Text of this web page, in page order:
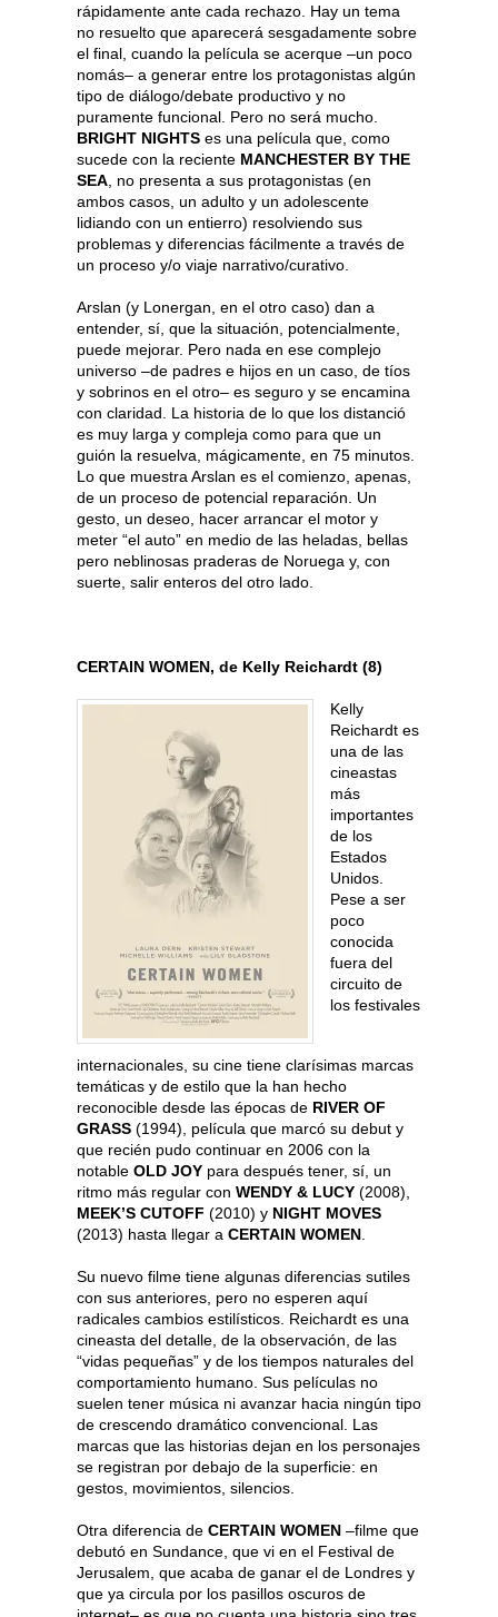
rápidamente ante cada rechazo. Hay un tema
no resuelto que aparecerá sesgadamente sobre
el final, cuando la película se acerque –un poco
nomás– a generar entre los protagonistas algún
tipo de diálogo/debate productivo y no
puramente funcional. Pero no será mucho.
BRIGHT NIGHTS es una película que, como
sucede con la reciente MANCHESTER BY THE
SEA , no presenta a sus protagonistas (en
ambos casos, un adulto y un adolescente
lidiando con un entierro) resolviendo sus
problemas y diferencias fácilmente a través de
un proceso y/o viaje narrativo/curativo.
Arslan (y Lonergan, en el otro caso) dan a
entender, sí, que la situación, potencialmente,
puede mejorar. Pero nada en ese complejo
universo –de padres e hijos en un caso, de tíos
y sobrinos en el otro– es seguro y se encamina
con claridad. La historia de lo que los distanció
es muy larga y compleja como para que un
guión la resuelva, mágicamente, en 75 minutos.
Lo que muestra Arslan es el comienzo, apenas,
de un proceso de potencial reparación. Un
gesto, un deseo, hacer arrancar el motor y
meter “el auto” en medio de las heladas, bellas
pero neblinosas praderas de Noruega y, con
suerte, salir enteros del otro lado.
CERTAIN WOMEN, de Kelly Reichardt (8)
Kelly
Reichardt es
una de las
cineastas
más
importantes
de los
Estados
Unidos.
Pese a ser
poco
conocida
fuera del
circuito de
los festivales
internacionales, su cine tiene clarísimas marcas
temáticas y de estilo que la han hecho
reconocible desde las épocas de RIVER OF
GRASS (1994), película que marcó su debut y
que recién pudo continuar en 2006 con la
notable OLD JOY para después tener, sí, un
ritmo más regular con WENDY & LUCY (2008),
MEEK’S CUTOFF (2010) y NIGHT MOVES
(2013) hasta llegar a CERTAIN WOMEN
Su nuevo filme tiene algunas diferencias sutiles
con sus anteriores, pero no esperen aquí
radicales cambios estilísticos. Reichardt es una
cineasta del detalle, de la observación, de las
“vidas pequeñas” y de los tiempos naturales del
comportamiento humano. Sus películas no
suelen tener música ni avanzar hacia ningún tipo
de crescendo dramático convencional. Las
marcas que las historias dejan en los personajes
se registran por debajo de la superficie: en
gestos, movimientos, silencios.
Otra diferencia de CERTAIN WOMEN –filme que
debutó en Sundance, que vi en el Festival de
Jerusalem, que acaba de ganar el de Londres y
que ya circula por los pasillos oscuros de